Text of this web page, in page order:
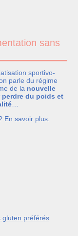
sans
sportivo-
parle du régime
de la nouvelle
du poids et
…
En savoir plus.
gluten préférés